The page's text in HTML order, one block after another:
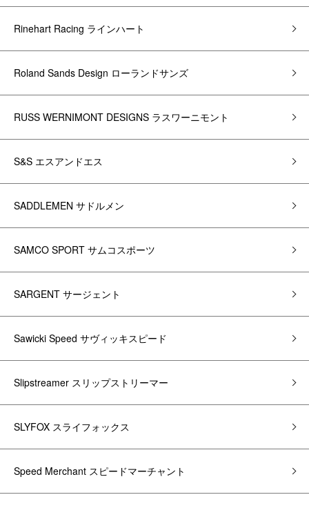
Rinehart Racing ラインハート
Roland Sands Design ローランドサンズ
RUSS WERNIMONT DESIGNS ラスワーニモント
S&S エスアンドエス
SADDLEMEN サドルメン
SAMCO SPORT サムコスポーツ
SARGENT サージェント
Sawicki Speed サヴィッキスピード
Slipstreamer スリップストリーマー
SLYFOX スライフォックス
Speed Merchant スピードマーチャント